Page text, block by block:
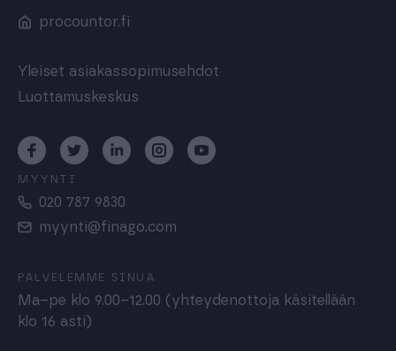
procountor.fi
Yleiset asiakassopimusehdot
Luottamuskeskus
MYYNTI
020 787 9830
myynti@finago.com
PALVELEMME SINUA
Ma–pe klo 9.00–12.00 (yhteydenottoja käsitellään
klo 16 asti)